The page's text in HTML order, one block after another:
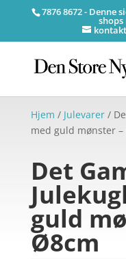
7876 8672 - Denne
Hjem / Julevarer/
med guld mønster
Det
guld
Ø8cm